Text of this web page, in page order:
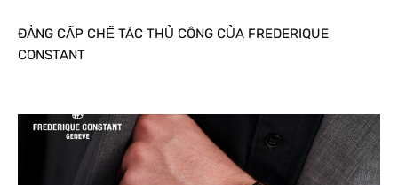
ĐẲNG CẤP CHẾ TÁC THỦ CÔNG CỦA FREDERIQUE
CONSTANT